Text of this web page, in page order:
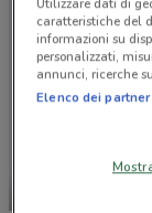
caratteristiche del
informazioni su
personalizzati,
annunci, ricerche
Elenco dei partner